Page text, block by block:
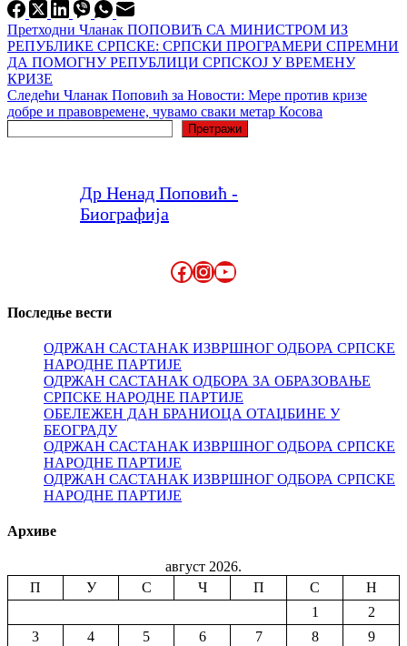
Претходни Чланак ПОПОВИЋ СА МИНИСТРОМ ИЗ
РЕПУБЛИКЕ СРПСКЕ: СРПСКИ ПРОГРАМЕРИ СПРЕМНИ
ДА ПОМОГНУ РЕПУБЛИЦИ СРПСКОЈ У ВРЕМЕНУ
КРИЗЕ
Следећи Чланак Поповић за Новости: Мере против кризе
добре и правовремене, чувамо сваки метар Косова
Претражи
Др Ненад Поповић -
Биографија
Facebook
Instagram
YouTube
Последње вести
ОДРЖАН САСТАНАК ИЗВРШНОГ ОДБОРА СРПСКЕ
НАРОДНЕ ПАРТИЈЕ
ОДРЖАН САСТАНАК ОДБОРА ЗА ОБРАЗОВАЊЕ
СРПСКЕ НАРОДНЕ ПАРТИЈЕ
ОБЕЛЕЖЕН ДАН БРАНИОЦА ОТАЏБИНЕ У
БЕОГРАДУ
ОДРЖАН САСТАНАК ИЗВРШНОГ ОДБОРА СРПСКЕ
НАРОДНЕ ПАРТИЈЕ
ОДРЖАН САСТАНАК ИЗВРШНОГ ОДБОРА СРПСКЕ
НАРОДНЕ ПАРТИЈЕ
Архиве
август 2026.
П
У С Ч П С
Н
1
2
3
4 5 6 7 8
9